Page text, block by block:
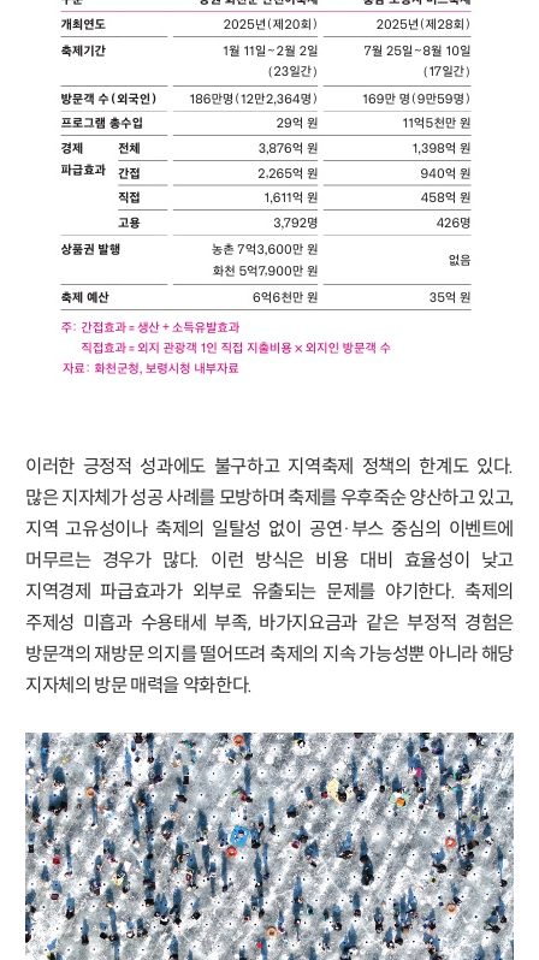
이러한 긍정적 성과에도 불구하고 지역축제 정책의 한계도 있다.
많은 지자체가 성공 사례를 모방하며 축제를 우후죽순 양산하고 있고,
지역 고유성이나 축제의 일탈성 없이 공연·부스 중심의 이벤트에
머무르는 경우가 많다. 이런 방식은 비용 대비 효율성이 낮고
지역경제 파급효과가 외부로 유출되는 문제를 야기한다. 축제의
주제성 미흡과 수용태세 부족, 바가지요금과 같은 부정적 경험은
방문객의 재방문 의지를 떨어뜨려 축제의 지속 가능성뿐 아니라 해당
지자체의 방문 매력을 약화한다.